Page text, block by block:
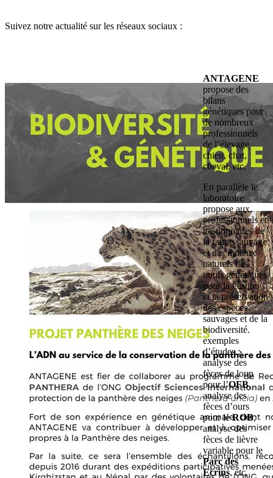
Suivez notre actualité sur les réseaux sociaux :
ANTAGENE
propose des
bilans
génétiques pour
de nombreux
professionnels
de l’élevage
chien, chat,
cheval, etc.
En parallèle le
laboratoire
propose aux
professionnels et
gestionnaires de
la faune sauvage
et des milieux
naturels des
outils génétiques
pour la gestion
et la préservation
des espèces
sauvages et de la
biodiversité.
exemples
d’études :
analyse des
fèces de loup
pour l’OFB,
analyse des
fèces d’ours
pour leROB,
analyse des
fèces de lièvre
variable pour le
Parc des
Ecrins, etc.